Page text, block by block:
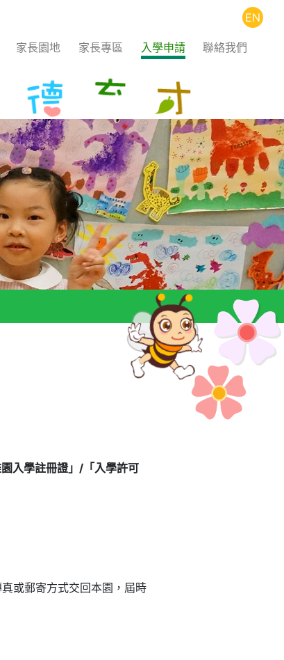
家長園地 家長專區 入學申請 聯絡我們
EN
園入學註冊證」/ 「入學許可
或郵寄方式交回本園，屆時